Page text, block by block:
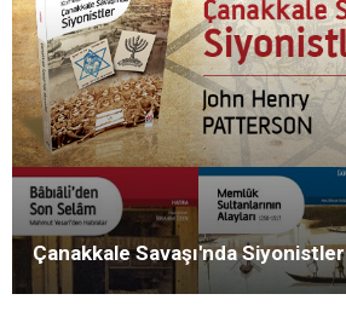
Çanakkale Savaşı'nda Siyonistler